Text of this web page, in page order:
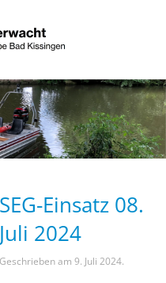
SEG-Einsatz 08.
Juli 2024
Geschrieben am 9. Juli 2024.